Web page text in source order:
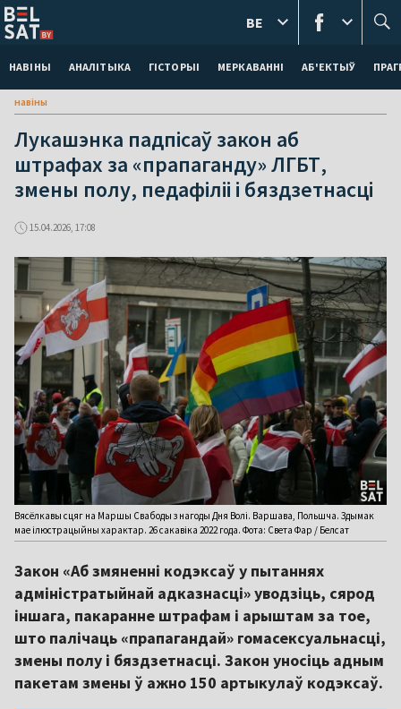
НАВІНЫ АНАЛІТЫКА ГІСТОРЫІ МЕРКАВАННI АБ'ЕКТЫЎ
BE
навіны
Лукашэнка падпісаў закон аб
штрафах за «прапаганду» ЛГБТ,
змены полу, педафіліі і бяздзетнасці
15.04.2026, 17:08
Вясёлкавы сцяг на Маршы Свабоды з нагоды Дня Волі. Варшава, Польшча. Здымак
мае ілюстрацыйны характар. 26 сакавіка 2022 года. Фота: Света Фар / Белсат
Закон «Аб змяненні кодэксаў у пытаннях
адміністратыйнай адказнасці» уводзіць, сярод
іншага, пакаранне штрафам і арыштам за тое,
што палічаць «прапагандай» гомасексуальнасці,
змены полу і бяздзетнасці. Закон уносіць адным
пакетам змены ў ажно 150 артыкулаў кодэксаў.